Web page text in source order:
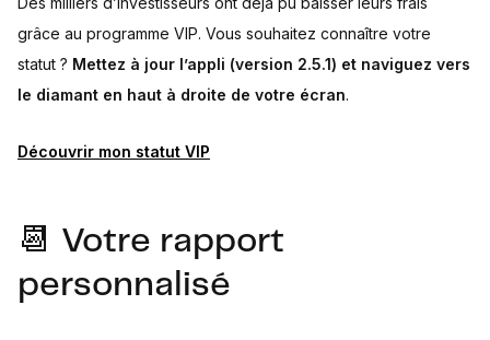
grâce au programme VIP. Vous souhaitez connaître votre
statut ? Mettez à jour l’appli (version 2.5.1) et naviguez vers
le diamant en haut à droite de votre écran.
Découvrir mon statut VIP
📆 Votre rapport
personnalisé